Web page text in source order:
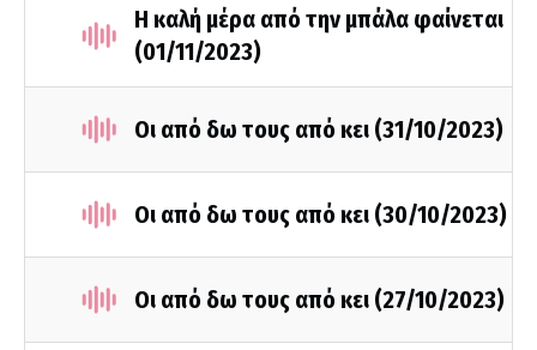
Η καλή μέρα από την μπάλα φαίνεται
(01/11/2023)
Οι από δω τους από κει (31/10/2023)
Οι από δω τους από κει (30/10/2023)
Οι από δω τους από κει (27/10/2023)